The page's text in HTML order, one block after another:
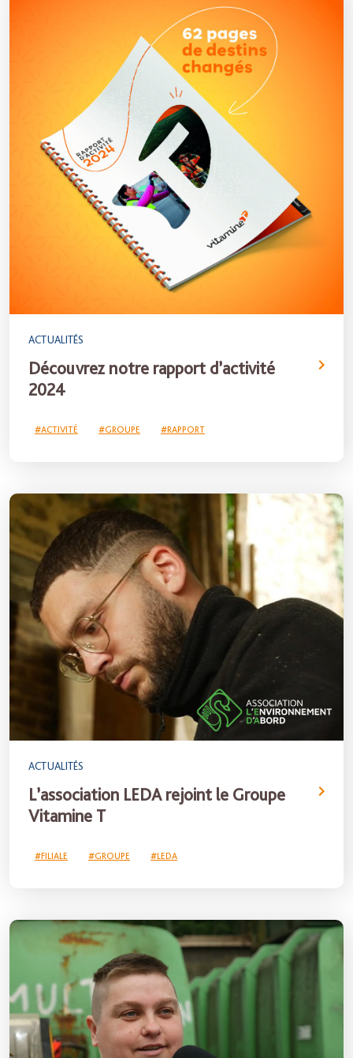
ACTUALITÉS
Découvrez notre rapport d’activité
2024
#ACTIVITÉ #GROUPE #RAPPORT
ACTUALITÉS
L’association LEDA rejoint le Groupe
Vitamine T
#FILIALE #GROUPE #LEDA